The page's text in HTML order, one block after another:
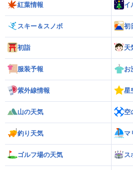
紅葉情報 イ
スキー＆スノボ 初
初詣 天
服装予報 お
紫外線情報 星
山の天気 空
釣り天気 マ
ゴルフ場の天気 ス